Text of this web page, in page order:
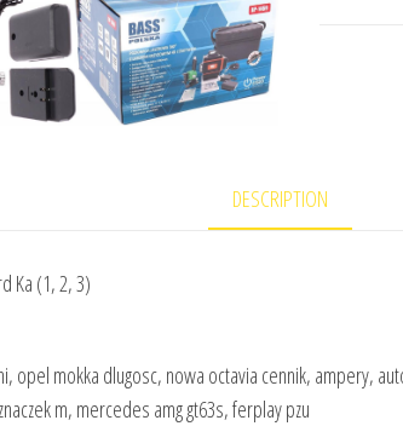
DESCRIPTION
Ka (1, 2, 3)
opel mokka dlugosc, nowa octavia cennik, ampery,
m, mercedes amg gt63s, ferplay pzu